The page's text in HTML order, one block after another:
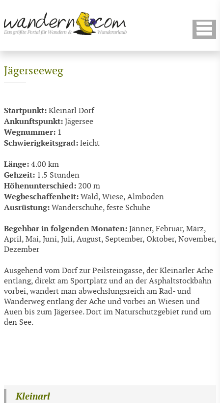
Jägerseeweg
Startpunkt: Kleinarl Dorf
Ankunftspunkt: Jägersee
Wegnummer: 1
Schwierigkeitsgrad: leicht
Länge: 4.00 km
Gehzeit: 1.5 Stunden
Höhenunterschied: 200 m
Wegbeschaffenheit: Wald, Wiese, Almboden
Ausrüstung: Wanderschuhe, feste Schuhe
Begehbar in folgenden Monaten: Jänner, Februar, März,
April, Mai, Juni, Juli, August, September, Oktober, November,
Dezember
Ausgehend vom Dorf zur Peilsteingasse, der Kleinarler Ache
entlang, direkt am Sportplatz und an der Asphaltstockbahn
vorbei, wandert man abwechslungsreich am Rad- und
Wanderweg entlang der Ache und vorbei an Wiesen und
Auen bis zum Jägersee. Dort im Naturschutzgebiet rund um
den See.
Kleinarl